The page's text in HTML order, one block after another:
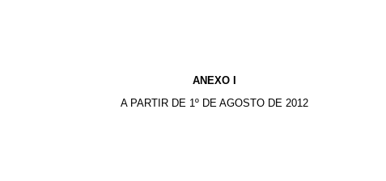
ANEXO I
A PARTIR DE 1º DE AGOSTO DE 2012